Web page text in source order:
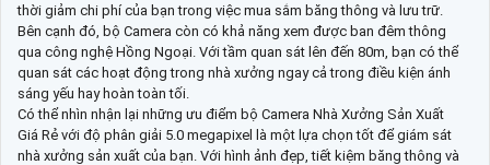
thời giảm chi phí của bạn trong việc mua sắm băng thông và lưu trữ.
Bên cạnh đó, bộ Camera còn có khả năng xem được ban đêm thông
qua công nghệ Hồng Ngoại. Với tầm quan sát lên đến 80m, bạn có thể
quan sát các hoạt động trong nhà xưởng ngay cả trong điều kiện ánh
sáng yếu hay hoàn toàn tối.
Có thể nhìn nhận lại những ưu điểm bộ Camera Nhà Xưởng Sản Xuất
Giá Rẻ với độ phân giải 5.0 megapixel là một lựa chọn tốt để giám sát
nhà xưởng sản xuất của bạn. Với hình ảnh đẹp, tiết kiệm băng thông và